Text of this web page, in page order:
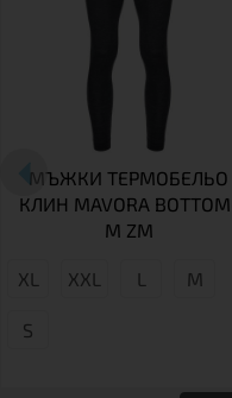
МЪЖКИ ТЕРМОБЕЛЬО
КЛИН MAVORA
M ZM
XL XXL L М
S